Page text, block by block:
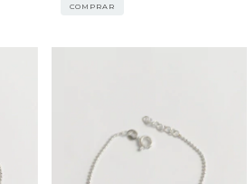
COMPRAR